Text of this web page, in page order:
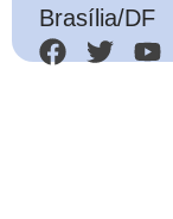
Brasília/DF